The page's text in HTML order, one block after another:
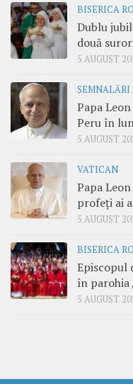
BISERICA
Dublu
două
5 AUGUST
SEMNALĂRI
Papa
Peru în
5 AUGUST
VATICAN
Papa
profeți ai
5 AUGUST
BISERICA
Episcopul
în parohia
5 AUGUST